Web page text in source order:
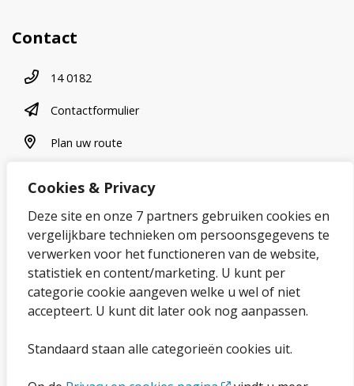
Cookies & Privacy
Deze site en onze 7 partners gebruiken cookies en
vergelijkbare technieken om persoonsgegevens te
verwerken voor het functioneren van de website,
statistiek en content/marketing. U kunt per
categorie cookie aangeven welke u wel of niet
accepteert. U kunt dit later ook nog aanpassen.
Standaard staan alle categorieën cookies uit.
Contact
Telefoonnummer
14 0182
contactformulier
Contactformulier
plan uw route
Plan uw route
Over onze website
Sitemap
Privacybeleid en cookies
Cookies wijzigen